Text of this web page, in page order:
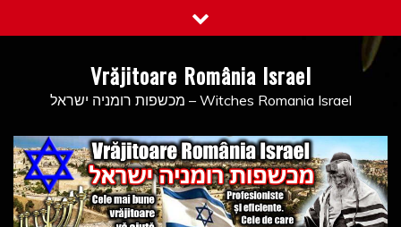
to
Vrăjitoare România Israel
מכשפות רומניה ישראל – Witches Romania Israel